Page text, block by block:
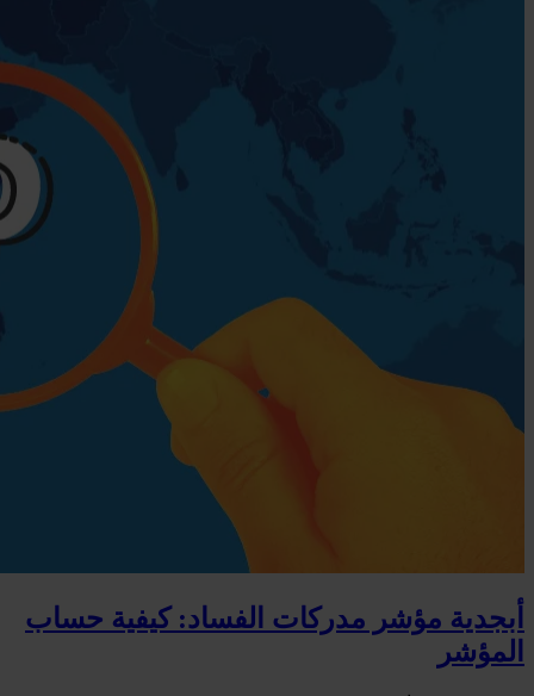
أبجدية مؤشر مدركات الفساد: كيفية حساب
المؤشر